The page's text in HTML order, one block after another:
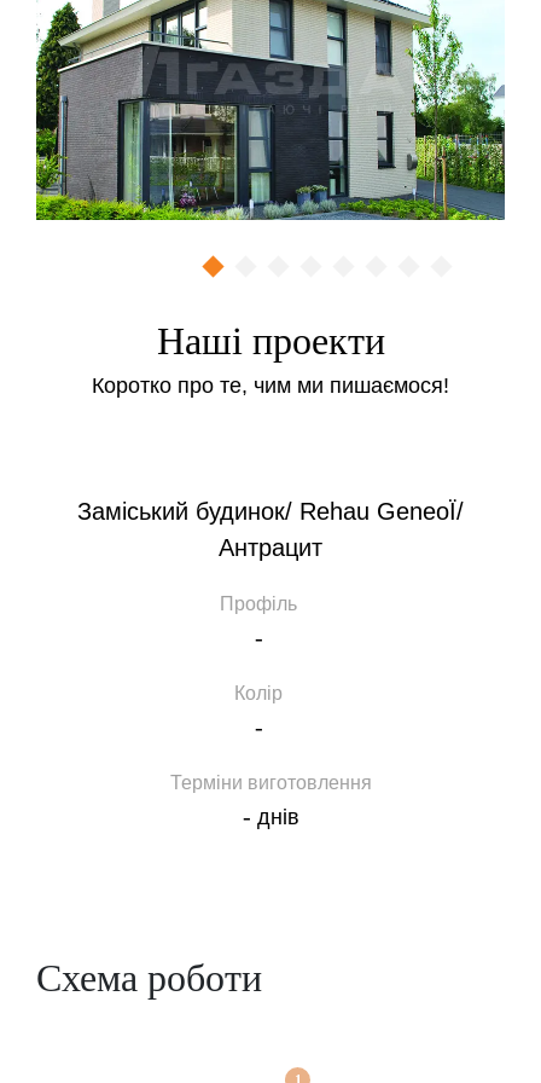
Наші проекти
Коротко про те, чим ми пишаємося!
Заміський будинок/ Rehau GeneoЇ/
Антрацит
Профіль
-
Колір
-
Терміни виготовлення
- днів
Схема роботи